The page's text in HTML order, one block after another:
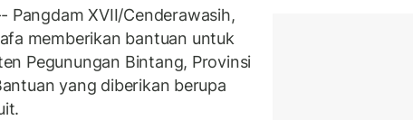
Pangdam XVII/Cenderawasih,
memberikan bantuan untuk
Pegunungan Bintang, Provinsi
yang diberikan berupa